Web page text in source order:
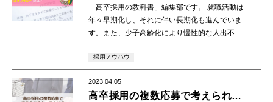
ー」とは？
「高卒採用の教科書」編集部です。 就職活動は
年々早期化し、それに伴い長期化も進んでいま
す。また、少子高齢化により慢性的な人出不足
激しさを増しています。 そんな昨今の状況で、
内定通 […]
採用ノウハウ
2023.04.05
高卒採用の複数応募で考えられる